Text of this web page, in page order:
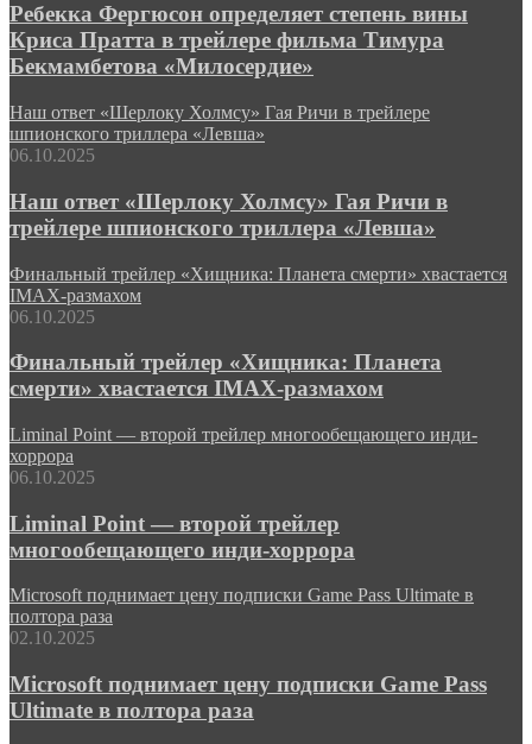
Ребекка Фергюсон определяет степень вины
Криса Пратта в трейлере фильма Тимура
Бекмамбетова «Милосердие»
Наш ответ «Шерлоку Холмсу» Гая Ричи в трейлере
шпионского триллера «Левша»
06.10.2025
Наш ответ «Шерлоку Холмсу» Гая Ричи в
трейлере шпионского триллера «Левша»
Финальный трейлер «Хищника: Планета смерти» хвастается
IMAX-размахом
06.10.2025
Финальный трейлер «Хищника: Планета
смерти» хвастается IMAX-размахом
Liminal Point — второй трейлер многообещающего инди-
хоррора
06.10.2025
Liminal Point — второй трейлер
многообещающего инди-хоррора
Microsoft поднимает цену подписки Game Pass Ultimate в
полтора раза
02.10.2025
Microsoft поднимает цену подписки Game Pass
Ultimate в полтора раза